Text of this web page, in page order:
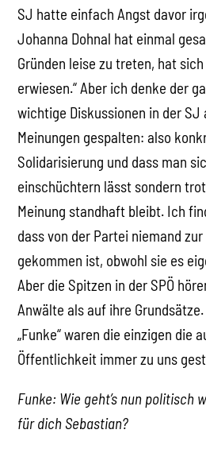
SJ hatte einfach Angst davor
Johanna Dohnal hat einmal
Gründen leise zu treten, hat
erwiesen.“ Aber ich denke der
wichtige Diskussionen in der SJ
Meinungen gespalten: also
Solidarisierung und dass man
einschüchtern lässt sondern
Meinung standhaft bleibt. Ich
dass von der Partei niemand
gekommen ist, obwohl sie es
Aber die Spitzen in der SPÖ
Anwälte als auf ihre
„Funke“ waren die einzigen die
Öffentlichkeit immer zu uns
Funke: Wie geht’s nun politisch
für dich Sebastian?